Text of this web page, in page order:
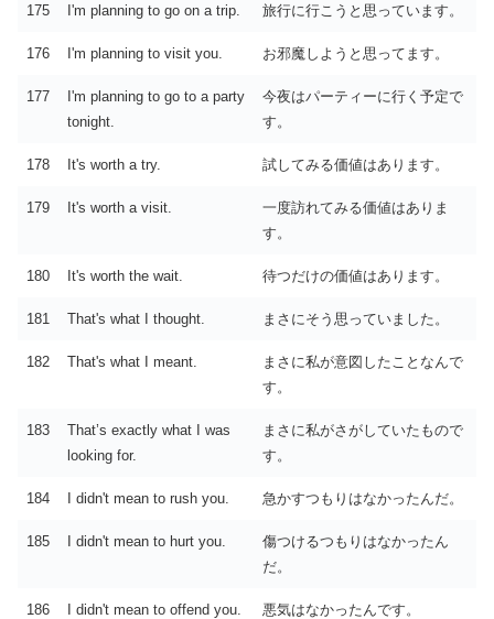
175 I'm planning to go on a trip. 旅行に行こうと思っています。
176 I'm planning to visit you. お邪魔しようと思ってます。
177
I'm planning to go to a party
tonight.
今夜はパーティーに行く予定で
す。
178 It's worth a try. 試してみる価値はあります。
179 It's worth a visit.
一度訪れてみる価値はありま
す。
180 It's worth the wait. 待つだけの価値はあります。
181 That's what I thought. まさにそう思っていました。
182 That's what I meant.
まさに私が意図したことなんで
す。
183
That’s exactly what I was
looking for.
まさに私がさがしていたもので
す。
184 I didn't mean to rush you. 急かすつもりはなかったんだ。
185 I didn't mean to hurt you.
傷つけるつもりはなかったん
だ。
186 I didn't mean to offend you. 悪気はなかったんです。